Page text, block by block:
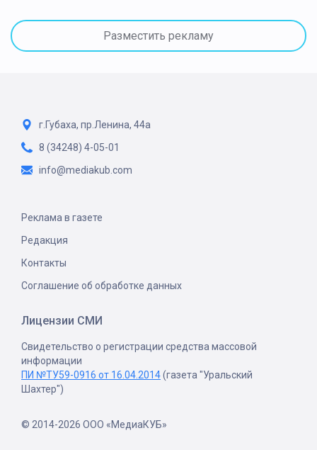
Разместить рекламу
г.Губаха, пр.Ленина, 44а
8 (34248) 4-05-01
info@mediakub.com
Реклама в газете
Редакция
Контакты
Соглашение об обработке данных
Лицензии СМИ
Свидетельство о регистрации средства массовой
информации
ПИ №ТУ59-0916 от 16.04.2014(газета "Уральский
Шахтер")
© 2014-2026 ООО «МедиаКУБ»